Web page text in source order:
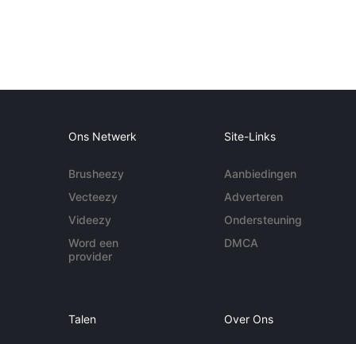
Ons Netwerk
Brusheezy
Vecteezy
Videezy
Word een
provider
Site-Links
Aanbiedingen
Adverteren
Ondersteuning
DMCA
Talen Over Ons